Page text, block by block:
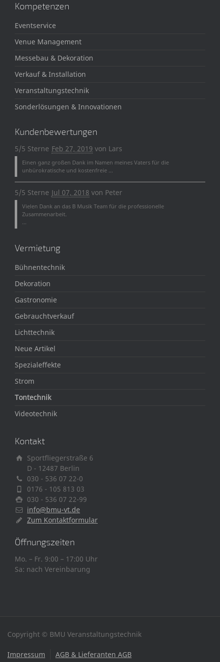
Kompetenzen
Eventservice
Venue Management
Messebau & Dekoration
Verkauf & Installation
Veranstaltungstechnik
Sonderlösungen & Innovationen
Kundenbewertungen
5/5 Sterne Feb 27, 2019 von Lars
Einen ganz großen Dank im Namen meines Vaters für die
unbürokratische und kostenfreie ...
5/5 Sterne Jul 07, 2018 von Peter
Vielen Dank an das B Musik Team für die professionelle
Zusammenarbeit.
...
Vermietung
Bühnentechnik
Dekoration
Gastronomie
Gebrauchtverkauf
Lichttechnik
Neue Artikel
Spezialeffekte
Strom
Tontechnik
Videotechnik
Kontakt
Sportfliegerstraße 6
D - 12487 Berlin
030 - 536 07 22-0
0176 - 105 813 03
030 - 536 07 22-99
info@bmu-vt.de
Zum Kontaktformular
Öffnungszeiten
Mo. – Fr. 9:00 – 17:00 Uhr
Sa: nach Vereinbarung
Copyright © BMU Veranstaltungstechnik
Impressum AGB & Lieferanten AGB